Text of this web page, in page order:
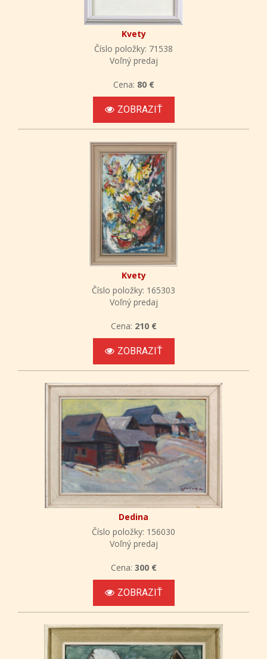
Kvety
Číslo položky: 71538
Voľný predaj
Cena: 80 €
ZOBRAZIŤ
Kvety
Číslo položky: 165303
Voľný predaj
Cena: 210 €
ZOBRAZIŤ
Dedina
Číslo položky: 156030
Voľný predaj
Cena: 300 €
ZOBRAZIŤ